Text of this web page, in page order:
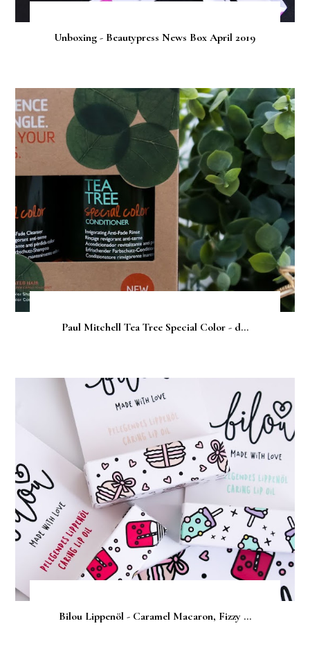
Unboxing - Beautypress News Box April 2019
Paul Mitchell Tea Tree Special Color - d...
Bilou Lippenöl - Caramel Macaron, Fizzy ...